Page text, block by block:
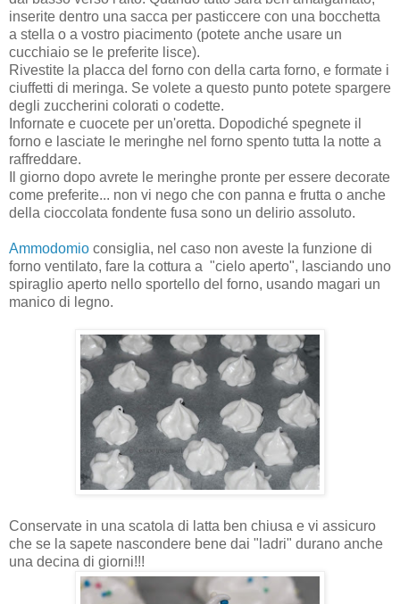
inserite dentro una sacca per pasticcere con una bocchetta
a stella o a vostro piacimento (potete anche usare un
cucchiaio se le preferite lisce).
Rivestite la placca del forno con della carta forno, e formate i
ciuffetti di meringa. Se volete a questo punto potete spargere
degli zuccherini colorati o codette.
Infornate e cuocete per un'oretta. Dopodiché spegnete il
forno e lasciate le meringhe nel forno spento tutta la notte a
raffreddare.
Il giorno dopo avrete le meringhe pronte per essere decorate
come preferite... non vi nego che con panna e frutta o anche
della cioccolata fondente fusa sono un delirio assoluto.
Ammodomio consiglia, nel caso non aveste la funzione di
forno ventilato, fare la cottura a "cielo aperto", lasciando uno
spiraglio aperto nello sportello del forno, usando magari un
manico di legno.
Conservate in una scatola di latta ben chiusa e vi assicuro
che se la sapete nascondere bene dai "ladri" durano anche
una decina di giorni!!!